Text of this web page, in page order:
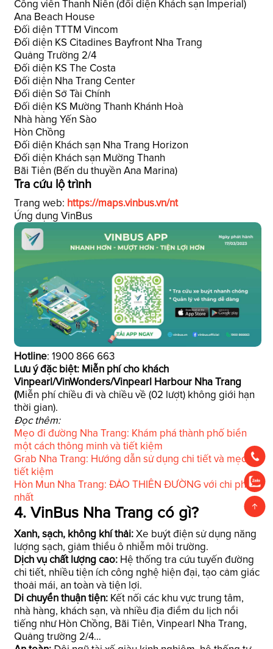
Công viên Thanh Niên (đối diện Khách sạn Imperial)
Ana Beach House
Đối diện TTTM Vincom
Đối diện KS Citadines Bayfront Nha Trang
Quảng Trường 2/4
Đối diện KS The Costa
Đối diện Nha Trang Center
Đối diện Sở Tài Chính
Đối diện KS Mường Thanh Khánh Hoà
Nhà hàng Yến Sào
Hòn Chồng
Đối diện Khách sạn Nha Trang Horizon
Đối diện Khách sạn Mường Thanh
Bãi Tiên (Bến du thuyền Ana Marina)
Tra cứu lộ trình
Trang web: https://maps.vinbus.vn/nt
Ứng dụng VinBus
Hotline: 1900 866 663
Lưu ý đặc biệt: Miễn phí cho khách
Vinpearl/VinWonders/Vinpearl Harbour Nha Trang
(Miễn phí chiều đi và chiều về (02 lượt) không giới hạn
thời gian).
Đọc thêm:
Mẹo đi đường Nha Trang: Khám phá thành phố biển
một cách thông minh và tiết kiệm
Grab Nha Trang: Hướng dẫn sử dụng chi tiết và mẹo
tiết kiệm
Hòn Mun Nha Trang: ĐẢO THIÊN ĐƯỜNG với chi phí rẻ
nhất
4. VinBus Nha Trang có gì?
Xanh, sạch, không khí thải:Xe buýt điện sử dụng năng
lượng sạch, giảm thiểu ô nhiễm môi trường.
Dịch vụ chất lượng cao: Hệ thống tra cứu tuyến đường
chi tiết, nhiều tiện ích công nghệ hiện đại, tạo cảm giác
thoải mái, an toàn và tiện lợi.
Di chuyển thuận tiện: Kết nối các khu vực trung tâm,
nhà hàng, khách sạn, và nhiều địa điểm du lịch nổi
tiếng như Hòn Chồng, Bãi Tiên, Vinpearl Nha Trang,
Quảng trường 2/4…